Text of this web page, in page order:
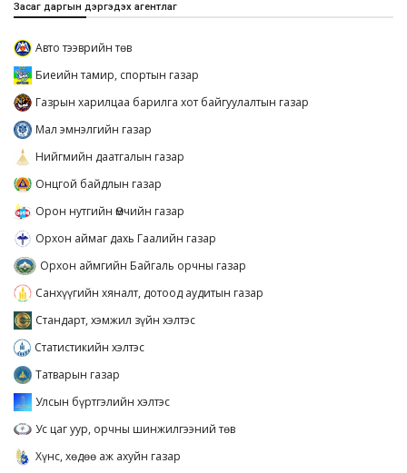
Засаг даргын дэргэдэх агентлаг
Авто тээврийн төв
Биеийн тамир, спортын газар
Газрын харилцаа барилга хот байгуулалтын газар
Мал эмнэлгийн газар
Нийгмийн даатгалын газар
Онцгой байдлын газар
Орон нутгийн Өмчийн газар
Орхон аймаг дахь Гаалийн газар
Орхон аймгийн Байгаль орчны газар
Санхүүгийн хяналт, дотоод аудитын газар
Стандарт, хэмжил зүйн хэлтэс
Статистикийн хэлтэс
Татварын газар
Улсын бүртгэлийн хэлтэс
Ус цаг уур, орчны шинжилгээний төв
Хүнс, хөдөө аж ахуйн газар